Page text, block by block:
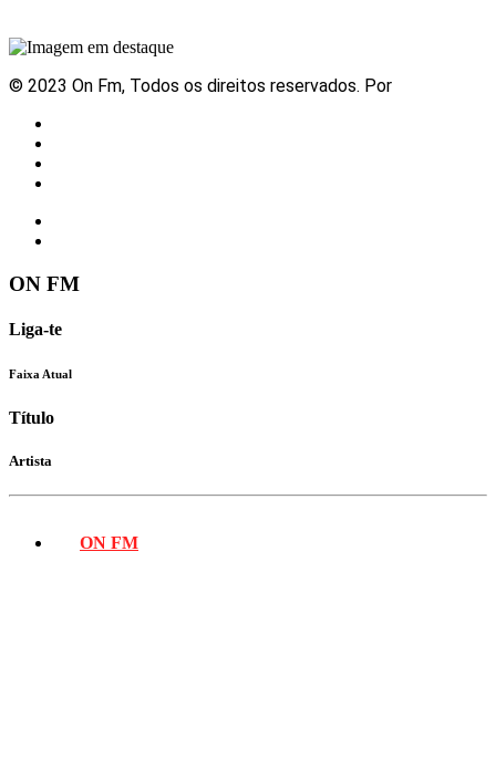
© 2023 On Fm, Todos os direitos reservados. Por
ON FM
Liga-te
Faixa Atual
Título
Artista
ON FM